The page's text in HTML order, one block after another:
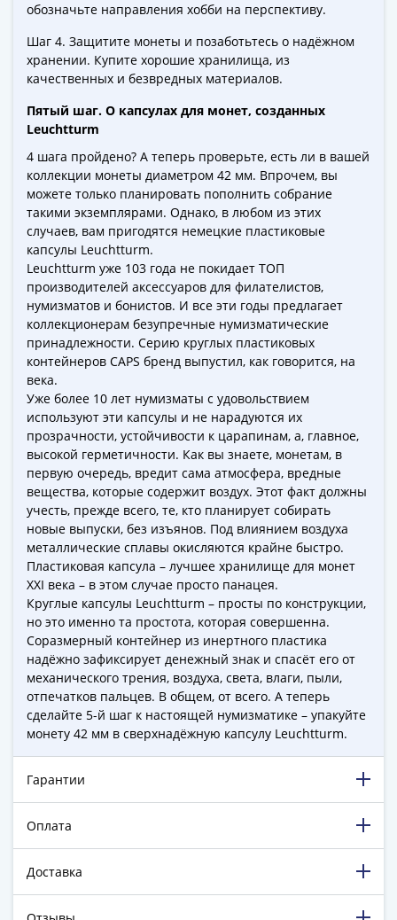
Города
трудовой
Освобожденные
Города-
столицы
Европы
Наборы
коллекции
Монеты
СССР
РСФСР
РСФСР
СССР
(1921-
1958)
СССР
ГКЧП
(1961
1991)
Юбилейные
памятные
Наборы
коллекции
Монеты
Российской
Николай
1917)
(1881-
обозначьте направления хобби на перспективу.
Шаг 4. Защитите монеты и позаботьтесь о надёжном
хранении. Купите хорошие хранилища, из
качественных и безвредных материалов.
Пятый шаг. О капсулах для монет, созданных
Leuchtturm
4 шага пройдено? А теперь проверьте, есть ли в вашей
коллекции монеты диаметром 42 мм. Впрочем, вы
можете только планировать пополнить собрание
такими экземплярами. Однако, в любом из этих
случаев, вам пригодятся немецкие пластиковые
капсулы Leuchtturm.
Leuchtturm уже 103 года не покидает ТОП
производителей аксессуаров для филателистов,
нумизматов и бонистов. И все эти годы предлагает
коллекционерам безупречные нумизматические
принадлежности. Серию круглых пластиковых
контейнеров CAPS бренд выпустил, как говорится, на
века.
Уже более 10 лет нумизматы с удовольствием
используют эти капсулы и не нарадуются их
прозрачности, устойчивости к царапинам, а, главное,
высокой герметичности. Как вы знаете, монетам, в
первую очередь, вредит сама атмосфера, вредные
вещества, которые содержит воздух. Этот факт должны
учесть, прежде всего, те, кто планирует собирать
новые выпуски, без изъянов. Под влиянием воздуха
металлические сплавы окисляются крайне быстро.
Пластиковая капсула – лучшее хранилище для монет
XXI века – в этом случае просто панацея.
Круглые капсулы Leuchtturm – просты по конструкции,
но это именно та простота, которая совершенна.
Соразмерный контейнер из инертного пластика
надёжно зафиксирует денежный знак и спасёт его от
механического трения, воздуха, света, влаги, пыли,
отпечатков пальцев. В общем, от всего. А теперь
сделайте 5-й шаг к настоящей нумизматике – упакуйте
монету 42 мм в сверхнадёжную капсулу Leuchtturm.
Гарантии
Оплата
Доставка